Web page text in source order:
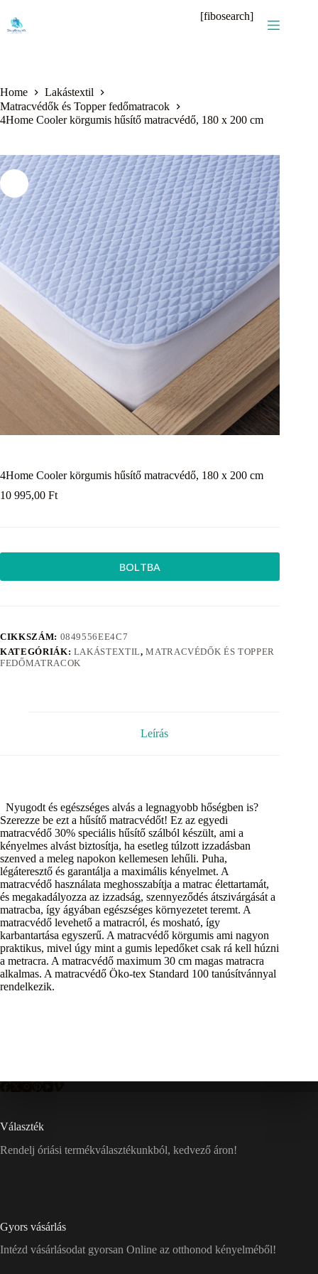
content
[fibosearch]
Home
Lakástextil
Matracvédők és Topper fedőmatracok
4Home Cooler körgumis hűsítő matracvédő, 180 x 200 cm
4Home Cooler körgumis hűsítő matracvédő, 180 x 200 cm
10 995,00 Ft
BOLTBA
CIKKSZÁM: 0849556EE4C7
KATEGÓRIÁK: LAKÁSTEXTIL,MATRACVÉDŐK ÉS TOPPER
FEDŐMATRACOK
Leírás
Nyugodt és egészséges alvás a legnagyobb hőségben is?
Szerezze be ezt a hűsítő matracvédőt! Ez az egyedi
matracvédő 30% speciális hűsítő szálból készült, ami a
kényelmes alvást biztosítja, ha esetleg túlzott izzadásban
szenved a meleg napokon kellemesen lehűli. Puha,
légáteresztő és garantálja a maximális kényelmet. A
matracvédő használata meghosszabítja a matrac élettartamát,
és megakadályozza az izzadság, szennyeződés átszivárgását a
matracba, így ágyában egészséges környezetet teremt. A
matracvédő levehető a matracról, és mosható, így
karbantartása egyszerű. A matracvédő körgumis ami nagyon
praktikus, mivel úgy mint a gumis lepedőket csak rá kell húzni
a metracra. A matracvédő maximum 30 cm magas matracra
alkalmas. A matracvédő Öko-tex Standard 100 tanúsítvánnyal
rendelkezik.
Választék
Rendelj óriási termékválasztékunkból, kedvező áron!
Gyors vásárlás
Intézd vásárlásodat gyorsan Online az otthonod kényelméből!